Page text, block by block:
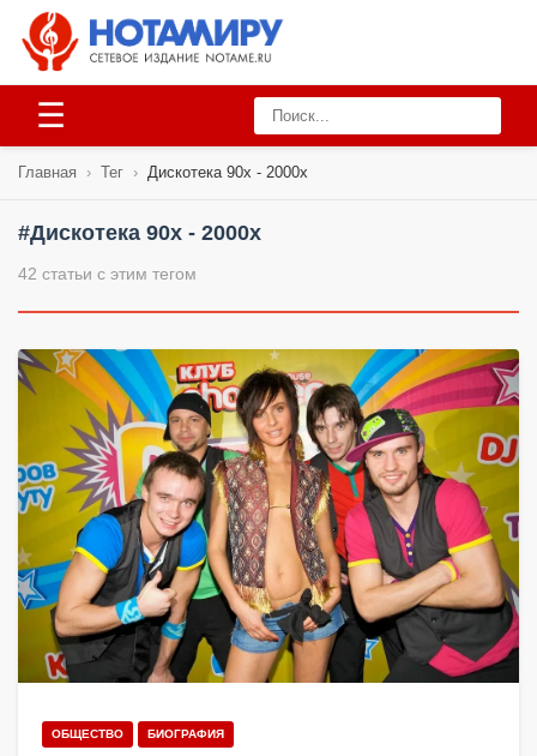
☰
Главная › Тег › Дискотека 90х - 2000х
#Дискотека 90х - 2000х
42 статьи с этим тегом
ОБЩЕСТВО БИОГРАФИЯ